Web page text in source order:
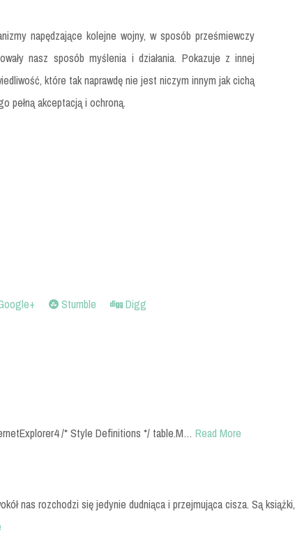
napędzające kolejne wojny, w sposób prześmiewczy
nasz sposób myślenia i działania. Pokazuje z innej
które tak naprawdę nie jest niczym innym jak cichą
pełną akceptacją i ochroną.
Stumble Digg
/* Style Definitions */ table.M… Read More
nas rozchodzi się jedynie dudniąca i przejmująca cisza. Są książki,